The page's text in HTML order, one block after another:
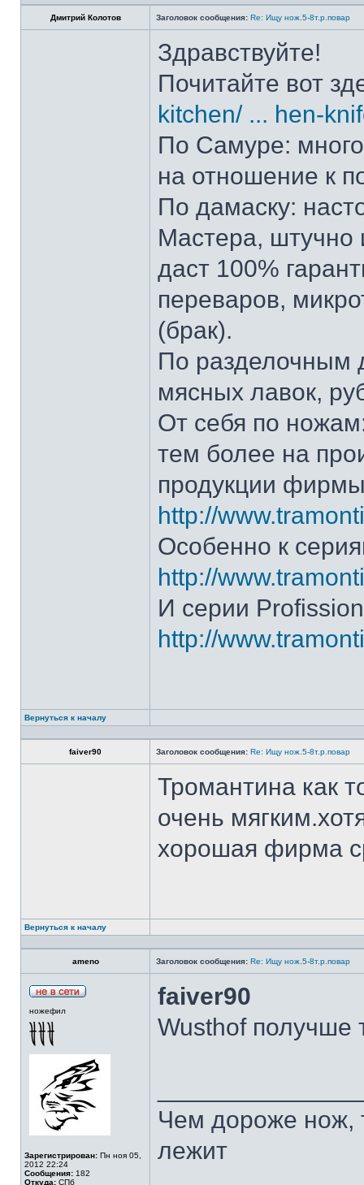
Дмитрий Колотов Заголовок сообщения: Re: Ищу нож.5-8т.р.повар
Здравствуйте!
Почитайте вот
kitchen/ ... hen-
По Самуре: много
на отношение к
По дамаску:
Мастера, штучно
даст 100%
переваров,
(брак).
По разделочным
мясных лавок,
От себя по
тем более на
продукции
http://
Особенно к
http://
И серии
http://
Вернуться к началу
faiver90 Заголовок сообщения: Re: Ищу нож.5-8т.р.повар
Тромантина как
очень
хорошая фирма
Вернуться к началу
ameno Заголовок сообщения: Re: Ищу нож.5-8т.р.повар
ножефил
Зарегистрирован: Пн ноя 05,
2012 22:24
Сообщения: 182
Откуда: СПб
faiver90
Wusthof получше
Чем дороже нож,
лежит